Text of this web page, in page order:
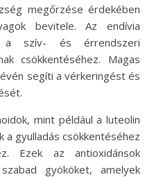
megőrzése érdekében
bevitele. Az endívia
a szív- és érrendszeri
csökkentéséhez. Magas
segíti a vérkeringést és
mint például a luteolin
a gyulladás csökkentéséhez
Ezek az antioxidánsok
gyököket, amelyek